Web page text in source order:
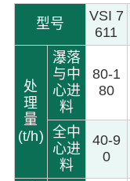
型号
VSI 7
611
处
理
量
(t/h)
瀑落
与中
心进
料
80-1
80
全中
心进
料
40-9
0